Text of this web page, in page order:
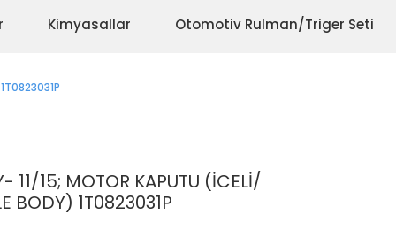
Kimyasallar Otomotiv Rulman/Triger Seti
11/15; MOTOR KAPUTU (İCELİ/
BODY) 1T0823031P